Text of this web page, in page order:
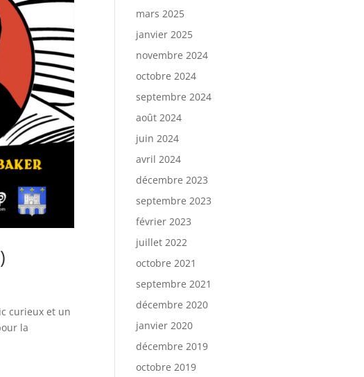
curieux et un
la
mars 2025
janvier 2025
novembre 2024
octobre 2024
septembre 2024
août 2024
juin 2024
avril 2024
décembre 2023
septembre 2023
février 2023
juillet 2022
octobre 2021
septembre 2021
décembre 2020
janvier 2020
décembre 2019
octobre 2019